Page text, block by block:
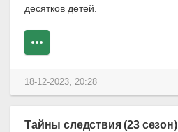
десятков детей.
18-12-2023, 20:28
Тайны следствия (23 сезон)